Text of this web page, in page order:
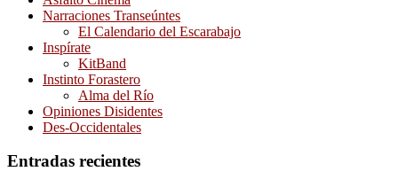
Narraciones Transeúntes
El Calendario del Escarabajo
Inspírate
KitBand
Instinto Forastero
Alma del Río
Opiniones Disidentes
Des-Occidentales
Entradas recientes